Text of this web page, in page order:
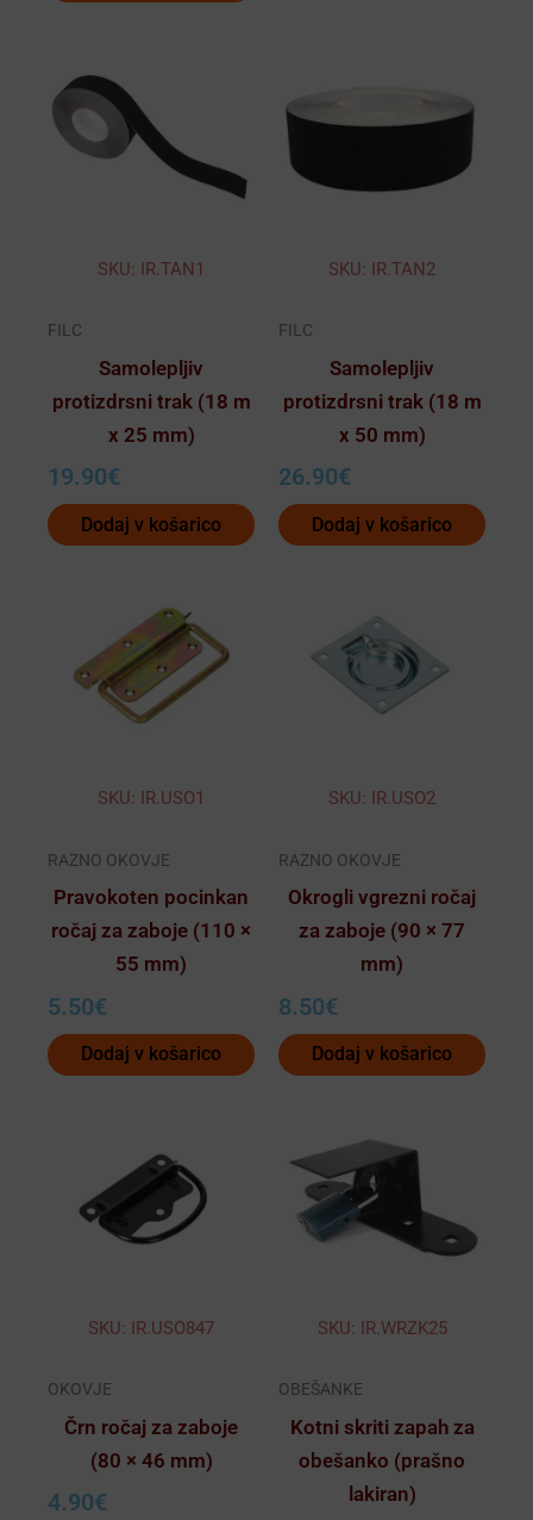
SKU: IR.TAN1
FILC
Samolepljiv
protizdrsni trak (18 m
x 25 mm)
19.90€
Dodaj v košarico
SKU: IR.TAN2
FILC
Samolepljiv
protizdrsni trak (18 m
x 50 mm)
26.90€
Dodaj v košarico
SKU: IR.USO1
RAZNO OKOVJE
Pravokoten pocinkan
ročaj za zaboje (110 ×
55 mm)
5.50€
Dodaj v košarico
SKU: IR.USO2
RAZNO OKOVJE
Okrogli vgrezni ročaj
za zaboje (90 × 77
mm)
8.50€
Dodaj v košarico
SKU: IR.USO847
OKOVJE
Črn ročaj za zaboje
(80 × 46 mm)
4.90€
SKU: IR.WRZK25
OBEŠANKE
Kotni skriti zapah za
obešanko (prašno
lakiran)